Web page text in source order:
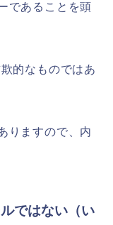
であることを頭
的なものではあ
りますので、内
ではない（い